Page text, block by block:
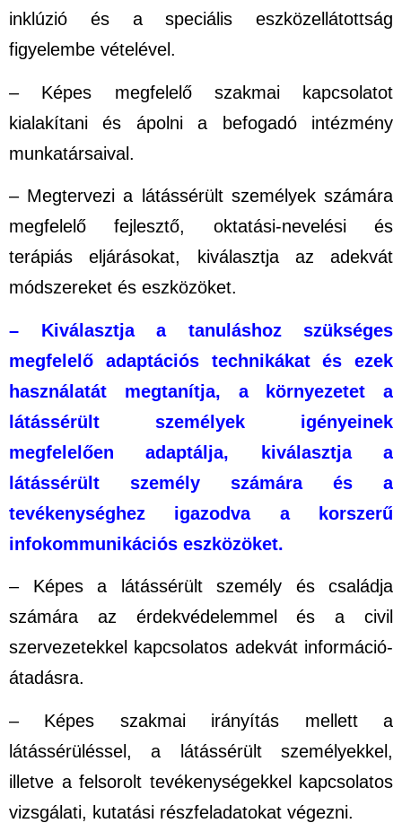
inklúzió és a speciális eszközellátottság
figyelembe vételével.
– Képes megfelelő szakmai kapcsolatot
kialakítani és ápolni a befogadó intézmény
munkatársaival.
– Megtervezi a látássérült személyek számára
megfelelő fejlesztő, oktatási-nevelési és
terápiás eljárásokat, kiválasztja az adekvát
módszereket és eszközöket.
– Kiválasztja
a tanuláshoz szükséges
megfelelő adaptációs technikákat és ezek
használatát megtanítja, a környezetet a
látássérült személyek igényeinek
megfelelően adaptálja, kiválasztja a
látássérült személy számára és a
tevékenységhez igazodva a korszerű
infokommunikációs eszközöket.
– Képes a látássérült személy és családja
számára az érdekvédelemmel és a civil
szervezetekkel kapcsolatos adekvát információ-
átadásra.
– Képes szakmai irányítás mellett a
látássérüléssel, a látássérült személyekkel,
illetve a felsorolt tevékenységekkel kapcsolatos
vizsgálati, kutatási részfeladatokat végezni.